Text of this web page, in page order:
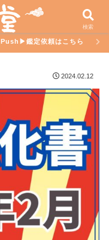
Push▶︎鑑定依頼はこちら
2024.02.12
検索